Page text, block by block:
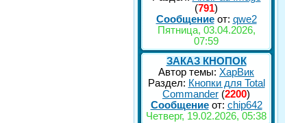
(791)
Сообщениеот: qwe2
Пятница, 03.04.2026,
07:59
ЗАКАЗ КНОПОК
Автор темы: ХарВик
Раздел: Кнопки для Total
Commander (2200)
Сообщениеот: chip642
Четверг, 19.02.2026, 05:38